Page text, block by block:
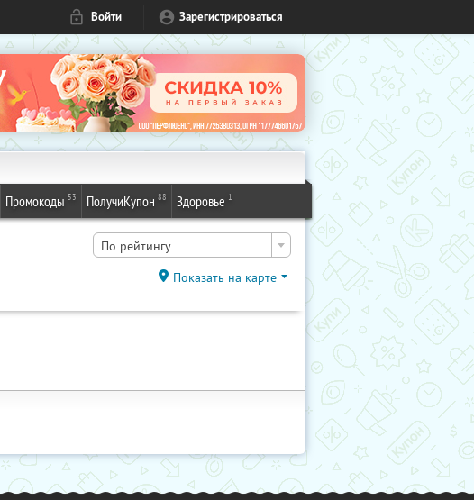
Войти Зарегистрироваться
Промокоды 53 ПолучиКупон 88 Здоровье 1
По рейтингу
Показать на карте